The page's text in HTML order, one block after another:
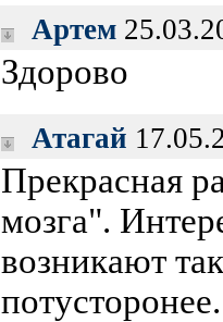
Артем
Здорово
Атагай
Прекрасная
мозга".
возникают